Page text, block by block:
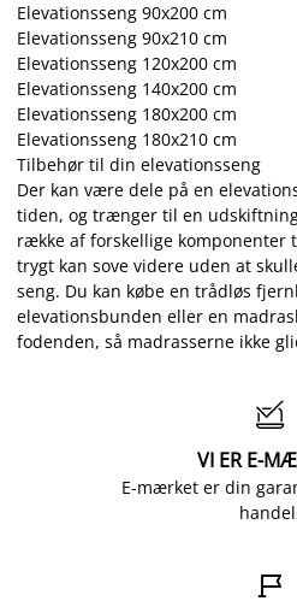
Elevationsseng 90x200 cm
Elevationsseng 90x210 cm
Elevationsseng 120x200 cm
Elevationsseng 140x200 cm
Elevationsseng 180x200 cm
Elevationsseng 180x210 cm
Tilbehør til din elevationsseng
Der kan være dele på en
tiden, og trænger til en
række af forskellige komponenter
trygt kan sove videre uden at
seng. Du kan købe en trådløs
elevationsbunden eller en
fodenden, så madrasserne ikke

VI ER E-
E-mærket er din
